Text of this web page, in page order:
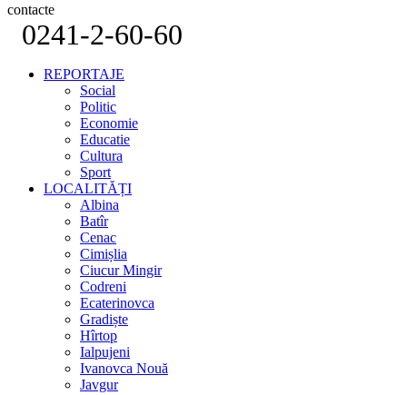
contacte
0241-2-60-60
REPORTAJE
Social
Politic
Economie
Educatie
Cultura
Sport
LOCALITĂȚI
Albina
Batîr
Cenac
Cimișlia
Ciucur Mingir
Codreni
Ecaterinovca
Gradiște
Hîrtop
Ialpujeni
Ivanovca Nouă
Javgur